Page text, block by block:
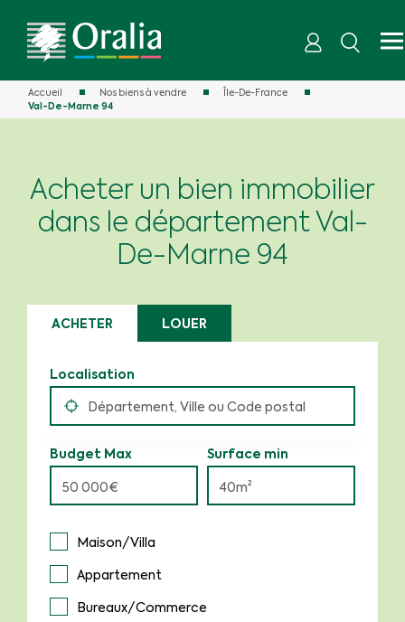
Accueil Nos biens à vendre
Île-De-France
Val-De-Marne 94
Acheter un bien immobilier
dans le département Val-
De-Marne 94
ACHETER LOUER
Localisation
Budget Max Surface min
Maison/Villa
Appartement
Bureaux/Commerce